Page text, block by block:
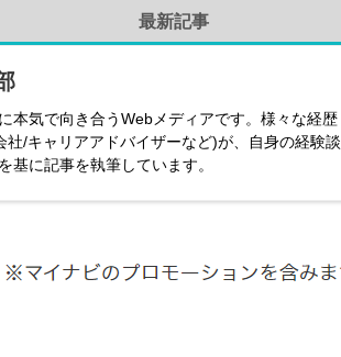
最新記事
本気で向き合うWebメディアです。様々な経歴
/キャリアアドバイザーなど)が、自身の経験談
基に記事を執筆しています。